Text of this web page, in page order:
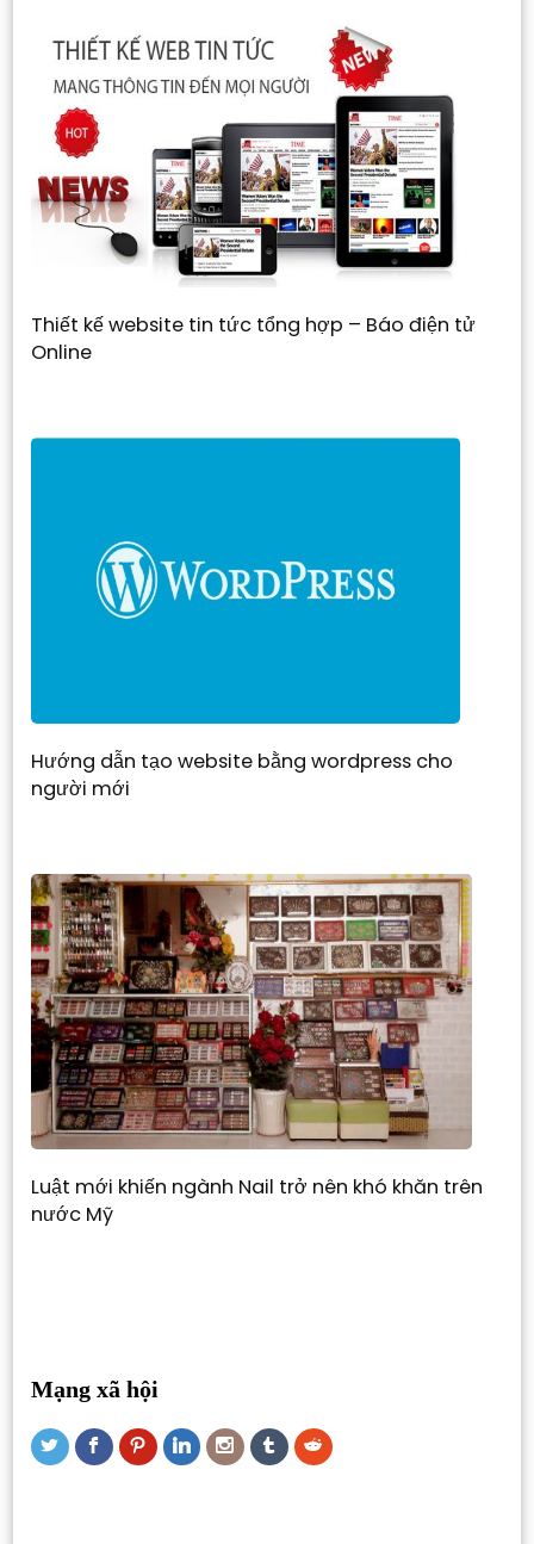
Thiết kế website tin tức tổng hợp – Báo điện tử
Online
Hướng dẫn tạo website bằng wordpress cho
người mới
Luật mới khiến ngành Nail trở nên khó khăn trên
nước Mỹ
Mạng xã hội